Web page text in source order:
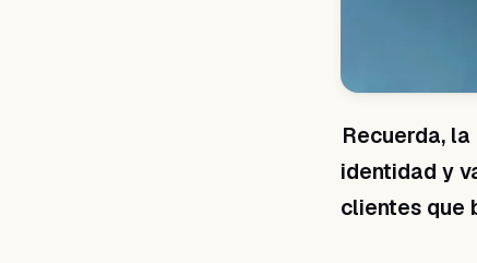
Recuerda,
identidad y
clientes que